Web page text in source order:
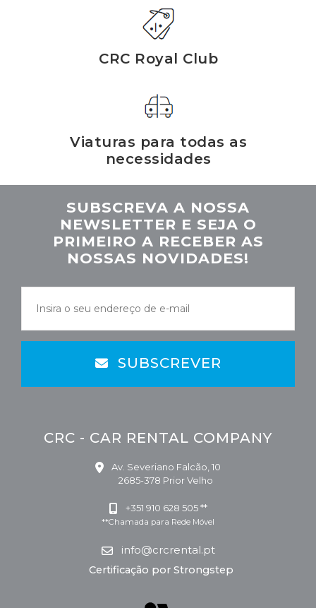
CRC Royal Club
Viaturas para todas as
necessidades
SUBSCREVA A NOSSA
NEWSLETTER E SEJA O
PRIMEIRO A RECEBER AS
NOSSAS NOVIDADES!
SUBSCREVER
CRC - CAR RENTAL COMPANY
Av. Severiano Falcão, 10
2685-378 Prior Velho
+351 910 628 505 **
**Chamada para Rede Móvel
info@crcrental.pt
Certificação por Strongstep